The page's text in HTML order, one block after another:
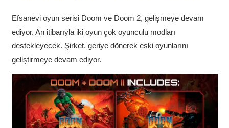
Efsanevi oyun serisi Doom ve Doom 2, gelişmeye devam
ediyor. An itibarıyla iki oyun çok oyunculu modları
destekleyecek. Şirket, geriye dönerek eski oyunlarını
geliştirmeye devam ediyor.